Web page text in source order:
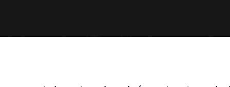
Annonces immobilières de location vacances